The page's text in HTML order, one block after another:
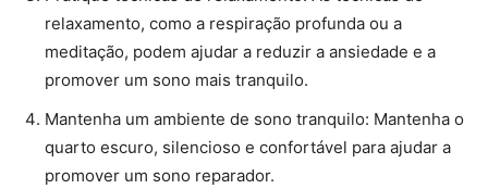
relaxamento, como a respiração profunda ou a
meditação, podem ajudar a reduzir a ansiedade e a
promover um sono mais tranquilo.
Mantenha um ambiente de sono tranquilo: Mantenha o
quarto escuro, silencioso e confortável para ajudar a
promover um sono reparador.